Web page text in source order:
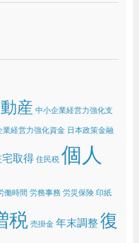
産 中小企業経営力強化支
業経営力強化資金 日本政策金融
取得 住民税 個人
働時間 労務事務 労災保険 印紙
税 売掛金 年末調整復